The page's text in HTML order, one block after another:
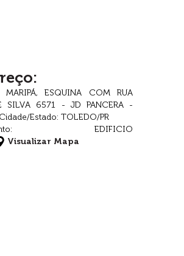
MARIPÁ, ESQUINA COM RUA
SILVA 6571 - JD PANCERA -
Estado: TOLEDO/PR
EDIFICIO
Visualizar Mapa